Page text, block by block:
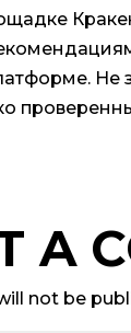
Не
A
not be